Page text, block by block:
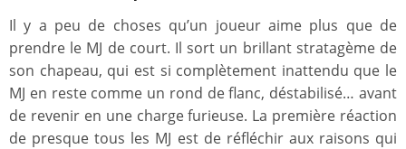
Il y a peu de choses qu’un joueur aime plus que de
prendre le MJ de court. Il sort un brillant stratagème de
son chapeau, qui est si complètement inattendu que le
MJ en reste comme un rond de flanc, déstabilisé… avant
de revenir en une charge furieuse. La première réaction
de presque tous les MJ est de réfléchir aux raisons qui